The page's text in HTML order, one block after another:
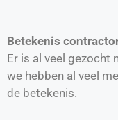
Betekenis
Er is al veel gezocht
we hebben al veel
de betekenis.